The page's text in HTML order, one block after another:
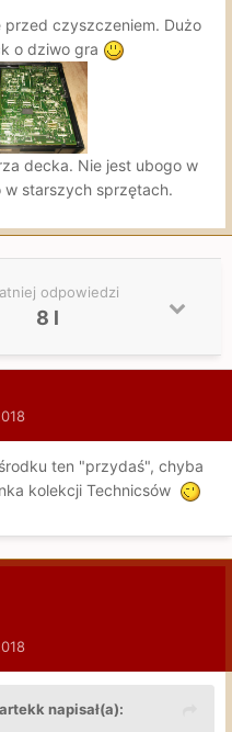
czyszczeniem. Dużo
o dziwo gra
decka. Nie jest ubogo w
w starszych sprzętach.
odpowiedzi
8 l
ten "przydaś", chyba
kolekcji Technicsów
napisał(a):